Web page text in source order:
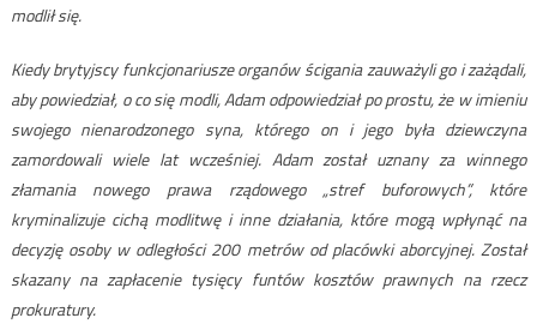
modlił się.
Kiedy brytyjscy funkcjonariusze organów ścigania zauważyli go i zażądali,
aby powiedział, o co się modli, Adam odpowiedział po prostu, że w imieniu
swojego nienarodzonego syna, którego on i jego była dziewczyna
zamordowali wiele lat wcześniej. Adam został uznany za winnego
złamania nowego prawa rządowego „stref buforowych”, które
kryminalizuje cichą modlitwę i inne działania, które mogą wpłynąć na
decyzję osoby w odległości 200 metrów od placówki aborcyjnej. Został
skazany na zapłacenie tysięcy funtów kosztów prawnych na rzecz
prokuratury.